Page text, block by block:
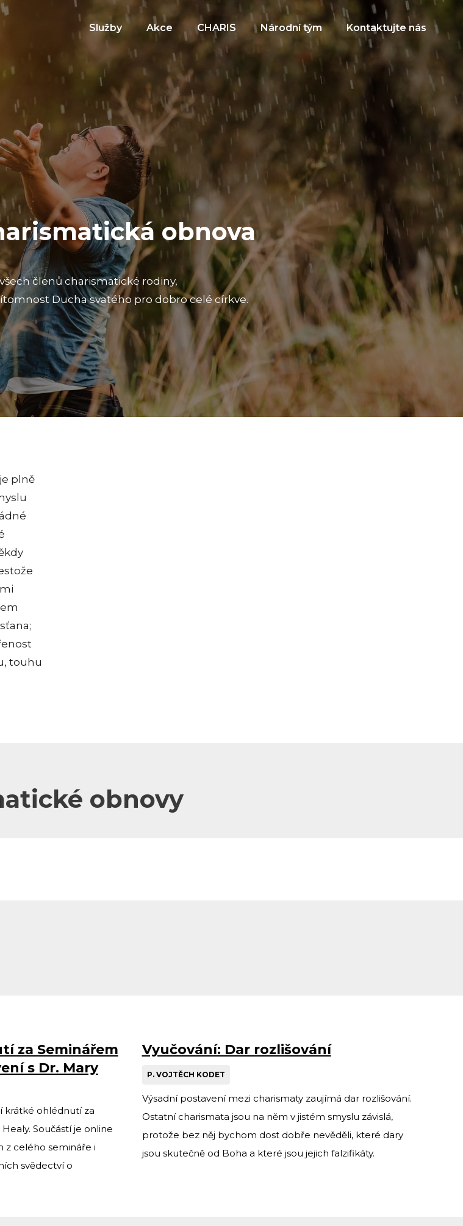
Služby Akce CHARIS Národní tým Kontaktujte nás
obnova
členů charismatické rodiny,
Ducha svatého pro dobro celé církve.
plně
touhu
obnovy
za Seminářem
s Dr. Mary
krátké ohlédnutí za
Součástí je online
z celého semináře i
svědectví o
Vyučování: Dar rozlišování
P. VOJTĚCH KODET
Výsadní postavení mezi charismaty zaujímá dar rozlišování.
Ostatní charismata jsou na něm v jistém smyslu závislá,
protože bez něj bychom dost dobře nevěděli, které dary
jsou skutečně od Boha a které jsou jejich falzifikáty.